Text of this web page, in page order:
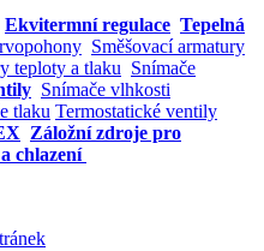
Ekvitermní regulace Tepelná
Směšovací armatury
teploty a tlaku Snímače
Snímače vlhkosti
tlaku Termostatické ventily
Záložní zdroje pro
chlazení